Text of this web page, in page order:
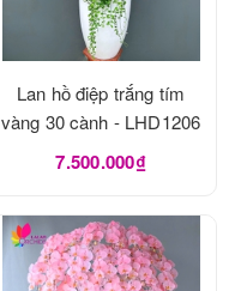
Lan hồ điệp trắng tím
vàng 30 cành - LHD1206
7.500.000₫